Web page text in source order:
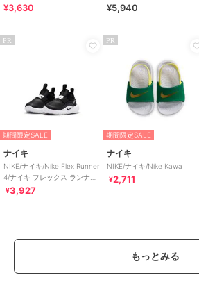
PS/EASE-IN
¥3,630
ワンベルト
¥5,940
PR
期間限定SALE
ナイキ
NIKE/ナイキ/Nike Flex Runner
4/ナイキ フレックス ランナー
4¥3,927
PR
期間限定SALE
ナイキ
NIKE/ナイキ/Nike Kawa
¥2,711
もっとみる